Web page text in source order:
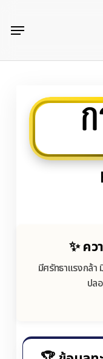
content
Menu
✨ ค
มีศรัทธาแรงกล้
ปล